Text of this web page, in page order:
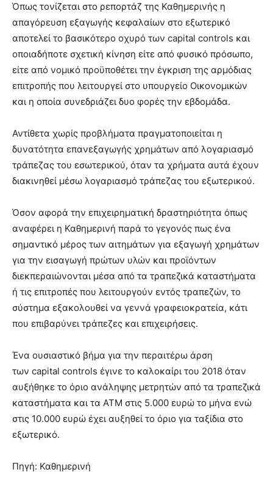
Όπως τονίζεται στο ρεπορτάζ της Καθημερινής η
απαγόρευση εξαγωγής κεφαλαίων στο εξωτερικό
αποτελεί το βασικότερο οχυρό των capital controls και
οποιαδήποτε σχετική κίνηση είτε από φυσικό πρόσωπο,
είτε από νομικό προϋποθέτει την έγκριση της αρμόδιας
επιτροπής που λειτουργεί στο υπουργείο Οικονομικών
και η οποία συνεδριάζει δυο φορές την εβδομάδα.
Αντίθετα χωρίς προβλήματα πραγματοποιείται η
δυνατότητα επανεξαγωγής χρημάτων από λογαριασμό
τράπεζας του εσωτερικού, όταν τα χρήματα αυτά έχουν
διακινηθεί μέσω λογαριασμό τράπεζας του εξωτερικού.
Όσον αφορά την επιχειρηματική δραστηριότητα όπως
αναφέρει η Καθημερινή παρά το γεγονός πως ένα
σημαντικό μέρος των αιτημάτων για εξαγωγή χρημάτων
για την εισαγωγή πρώτων υλών και προϊόντων
διεκπεραιώνονται μέσα από τα τραπεζικά καταστήματα
ή τις επιτροπές που λειτουργούν εντός τραπεζών, το
σύστημα εξακολουθεί να γεννά γραφειοκρατεία, κάτι
που επιβαρύνει τράπεζες και επιχειρήσεις.
Ένα ουσιαστικό βήμα για την περαιτέρω άρση
των capital controls έγινε το καλοκαίρι του 2018 όταν
αυξήθηκε το όριο ανάληψης μετρητών από τα τραπεζικά
καταστήματα και τα ΑΤΜ στις 5.000 ευρώ το μήνα ενώ
στις 10.000 ευρώ έχει αυξηθεί το όριο για ταξίδια στο
εξωτερικό.
Πηγή: Καθημερινή